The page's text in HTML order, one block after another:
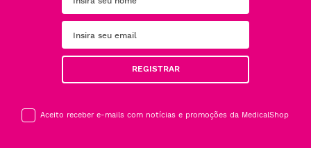
REGISTRAR
Aceito receber e-mails com notícias e promoções da MedicalShop